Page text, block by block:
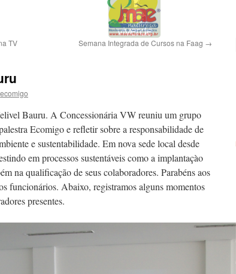
TV
Semana Integrada de Cursos na Faag →
ecomigo
Bauru. A Concessionária VW reuniu um grupo
Ecomigo e refletir sobre a responsabilidade de
e sustentabilidade. Em nova sede local desde
em processos sustentáveis como a implantaçào
na qualificação de seus colaboradores. Parabéns aos
funcionários. Abaixo, registramos alguns momentos
presentes.